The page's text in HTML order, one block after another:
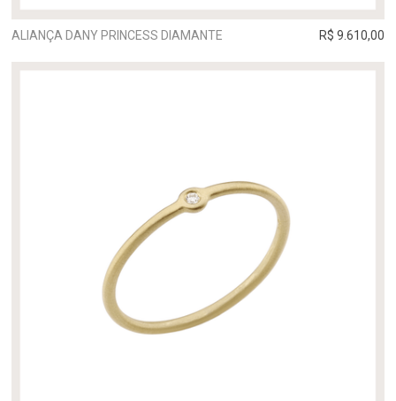
ALIANÇA DANY PRINCESS DIAMANTE R$ 9.610,00